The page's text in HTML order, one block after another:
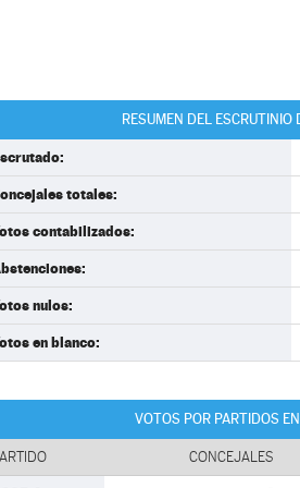
RESUMEN DEL ESCRUTINIO
totales:
contabilizados:
nulos:
en blanco:
VOTOS POR PARTIDOS
CONCEJALES